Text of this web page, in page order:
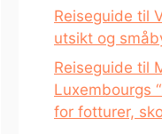
Reiseguide til
utsikt og
Reiseguide til
Luxembourgs
for fotturer,